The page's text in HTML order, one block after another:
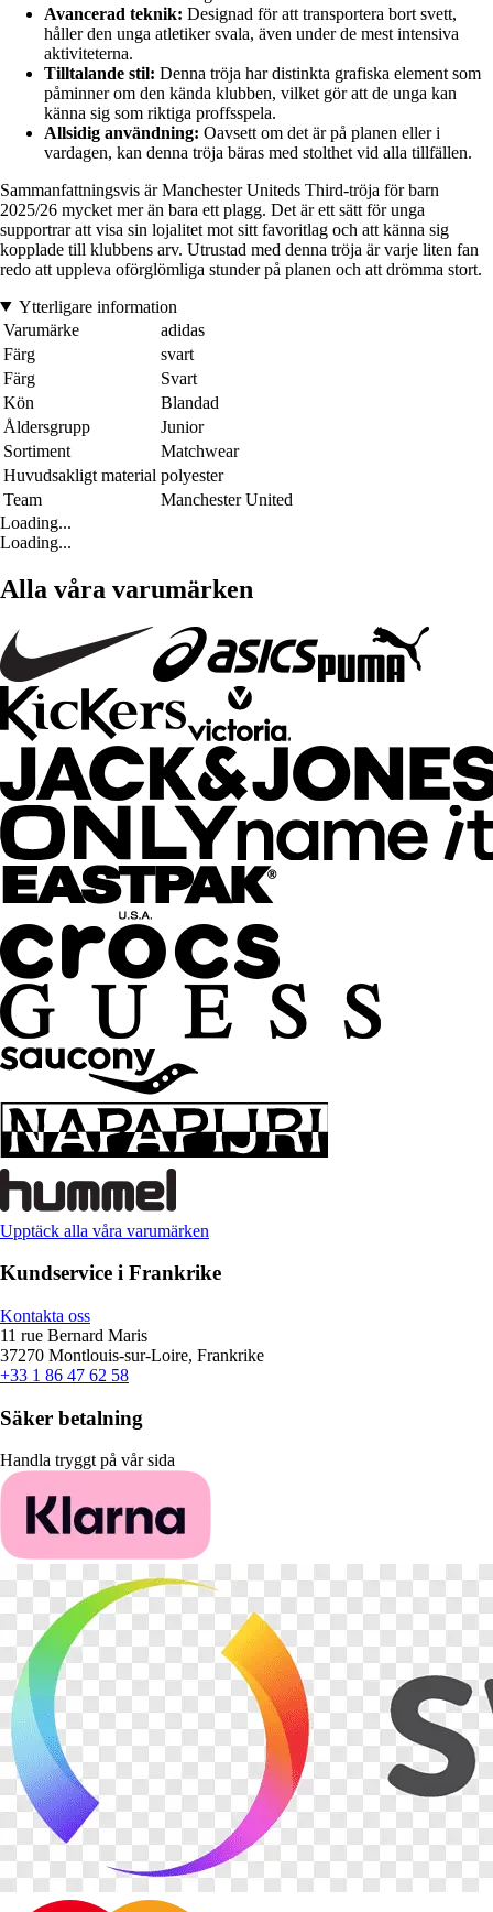
Avancerad teknik: Designad för att transportera bort svett,
håller den unga atletiker svala, även under de mest intensiva
aktiviteterna.
Tilltalande stil: Denna tröja har distinkta grafiska element som
påminner om den kända klubben, vilket gör att de unga kan
känna sig som riktiga proffsspela.
Allsidig användning: Oavsett om det är på planen eller i
vardagen, kan denna tröja bäras med stolthet vid alla tillfällen.
Sammanfattningsvis är Manchester Uniteds Third-tröja för barn
2025/26 mycket mer än bara ett plagg. Det är ett sätt för unga
supportrar att visa sin lojalitet mot sitt favoritlag och att känna sig
kopplade till klubbens arv. Utrustad med denna tröja är varje liten fan
redo att uppleva oförglömliga stunder på planen och att drömma stort.
Ytterligare information
Varumärke
adidas
Färg
svart
Färg
Svart
Kön
Blandad
Åldersgrupp
Junior
Sortiment
Matchwear
Huvudsakligt material polyester
Team
Manchester United
Loading...
Loading...
Alla våra varumärken
Upptäck alla våra varumärken
Kundservice i Frankrike
Kontakta oss
11 rue Bernard Maris
37270 Montlouis-sur-Loire, Frankrike
+33 1 86 47 62 58
Säker betalning
Handla tryggt på vår sida